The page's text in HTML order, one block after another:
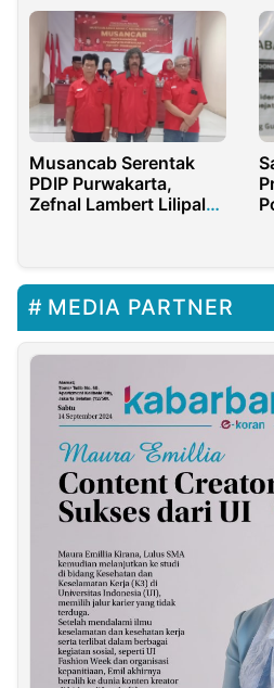
Musancab Serentak
PDIP Purwakarta,
Zefnal Lambert Lilipaly
MEDIA PARTNER